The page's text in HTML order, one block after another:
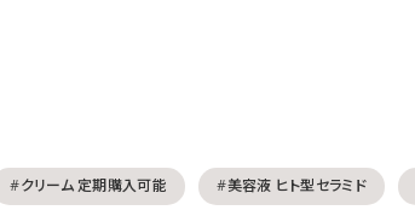
#クリーム 定期購入可能 #美容液 ヒト型セラミド